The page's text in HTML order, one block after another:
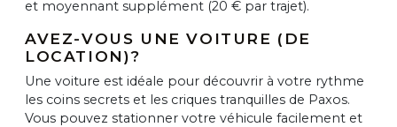
et moyennant supplément (20 € par trajet).
AVEZ-VOUS UNE VOITURE (DE
LOCATION)?
Une voiture est idéale pour découvrir à votre rythme
les coins secrets et les criques tranquilles de Paxos.
Vous pouvez stationner votre véhicule facilement et